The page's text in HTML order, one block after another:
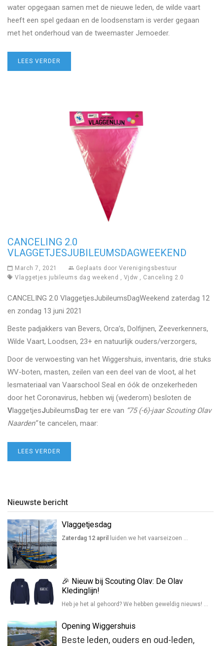
water opgegaan samen met de nieuwe leden, de wilde vaart
heeft een spel gedaan en de loodsenstam is verder gegaan
met het onderhoud van de tweemaster Jemoeder.
LEES VERDER
CANCELING 2.0
VLAGGETJESJUBILEUMSDAGWEEKEND
March 7, 2021 Geplaats door Verenigingsbestuur
Vlaggetjes jubileums dag weekend
Vjdw Canceling 2.0
CANCELING 2.0 VlaggetjesJubileumsDagWeekend zaterdag 12
en zondag 13 juni 2021
Beste padjakkers van Bevers, Orca’s, Dolfijnen, Zeeverkenners,
Wilde Vaart, Loodsen, 23+ en natuurlijk ouders/verzorgers,
Door de verwoesting van het Wiggershuis, inventaris, drie stuks
WV-boten, masten, zeilen van een deel van de vloot, al het
lesmateriaal van Vaarschool Seal en óók de onzekerheden
door het Coronavirus, hebben wij (wederom) besloten de
VlaggetjesJubileumsDag ter ere van “75 (-6)-jaar Scouting Olav
Naarden”te cancelen, maar:
LEES VERDER
Nieuwste bericht
Vlaggetjesdag
Zaterdag 12 april luiden we het vaarseizoen …
🎉 Nieuw bij Scouting Olav: De Olav
Kledinglijn!
Heb je het al gehoord? We hebben geweldig nieuws! …
Opening Wiggershuis
Beste leden, ouders en oud-leden,